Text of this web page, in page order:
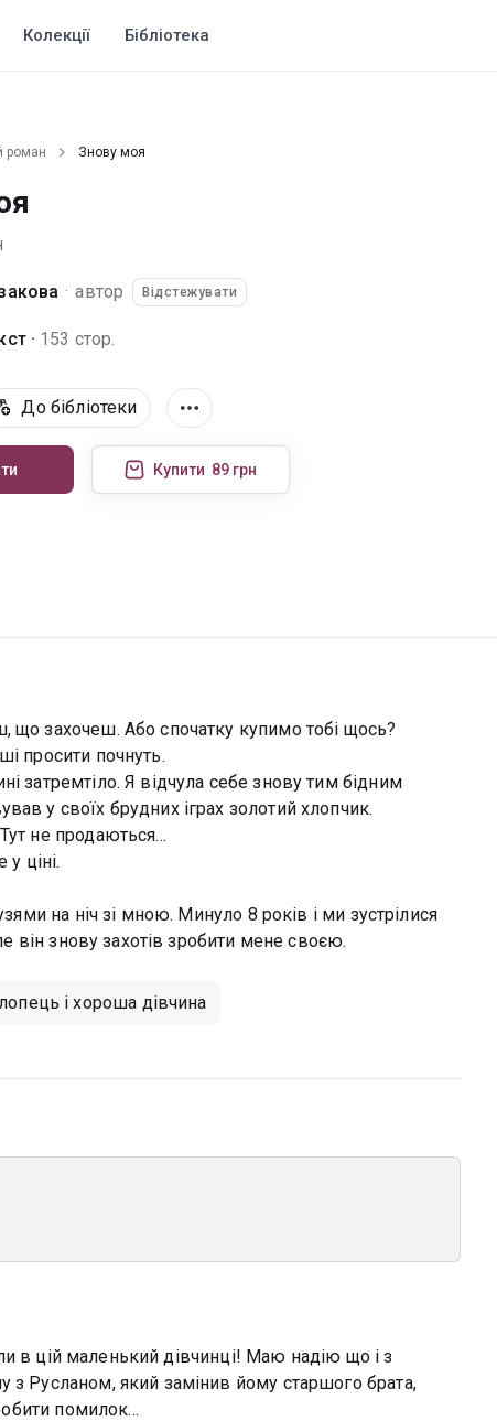
Колекції Бібліотека
роман Знову моя
· автор Відстежувати
· 153 стор.
До бібліотеки
Купити 89 грн
захочеш. Або спочатку купимо тобі щось?
просити почнуть.
затремтіло. Я відчула себе знову тим бідним
у своїх брудних іграх золотий хлопчик.
не продаються...
ціні.
на ніч зі мною. Минуло 8 років і ми зустрілися
він знову захотів зробити мене своєю.
і хороша дівчина
в цій маленький дівчинці! Маю надію що і з
Русланом, який замінив йому старшого брата,
помилок...